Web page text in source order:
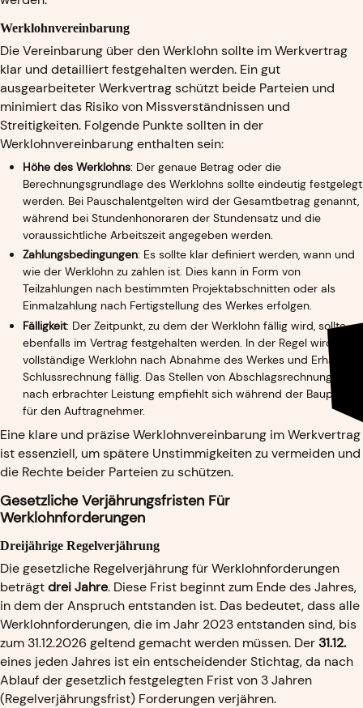
Werklohnvereinbarung
Die Vereinbarung über den Werklohn sollte im Werkvertrag
klar und detailliert festgehalten werden. Ein gut
ausgearbeiteter Werkvertrag schützt beide Parteien und
minimiert das Risiko von Missverständnissen und
Streitigkeiten. Folgende Punkte sollten in der
Werklohnvereinbarung enthalten sein:
Höhe des Werklohns: Der genaue Betrag oder die
Berechnungsgrundlage des Werklohns sollte eindeutig festgelegt
werden. Bei Pauschalentgelten wird der Gesamtbetrag genannt,
während bei Stundenhonoraren der Stundensatz und die
voraussichtliche Arbeitszeit angegeben werden.
Zahlungsbedingungen: Es sollte klar definiert werden, wann und
wie der Werklohn zu zahlen ist. Dies kann in Form von
Teilzahlungen nach bestimmten Projektabschnitten oder als
Einmalzahlung nach Fertigstellung des Werkes erfolgen.
Fälligkeit: Der Zeitpunkt, zu dem der Werklohn fällig wird, sollte
ebenfalls im Vertrag festgehalten werden. In der Regel wird der
vollständige Werklohn nach Abnahme des Werkes und Erhalt der
Schlussrechnung fällig. Das Stellen von Abschlagsrechnungen
nach erbrachter Leistung empfiehlt sich während der Bauphase
für den Auftragnehmer.
Eine klare und präzise Werklohnvereinbarung im Werkvertrag
ist essenziell, um spätere Unstimmigkeiten zu vermeiden und
die Rechte beider Parteien zu schützen.
Gesetzliche Verjährungsfristen Für
Werklohnforderungen
Dreijährige Regelverjährung
Die gesetzliche Regelverjährung für Werklohnforderungen
beträgtdrei Jahre. Diese Frist beginnt zum Ende des Jahres,
in dem der Anspruch entstanden ist. Das bedeutet, dass alle
Werklohnforderungen, die im Jahr 2023 entstanden sind, bis
zum 31.12.2026 geltend gemacht werden müssen. Der31.12.
eines jeden Jahres ist ein entscheidender Stichtag, da nach
Ablauf der gesetzlich festgelegten Frist von 3 Jahren
(Regelverjährungsfrist) Forderungen verjähren.